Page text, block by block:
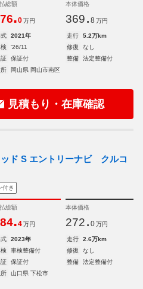
総額
.0 万円
本体価格
369. 8 万円
2021年 走行
5.2万km
'26/11 修復
なし
保証付 整備
法定整備付
岡山県 岡山市南区
見積もり・在庫確認
ド S エントリーナビ クルコ
付き
総額
.4 万円
本体価格
272. 0 万円
2023年 走行
2.6万km
車検整備付 修復
なし
保証付 整備
法定整備付
山口県 下松市